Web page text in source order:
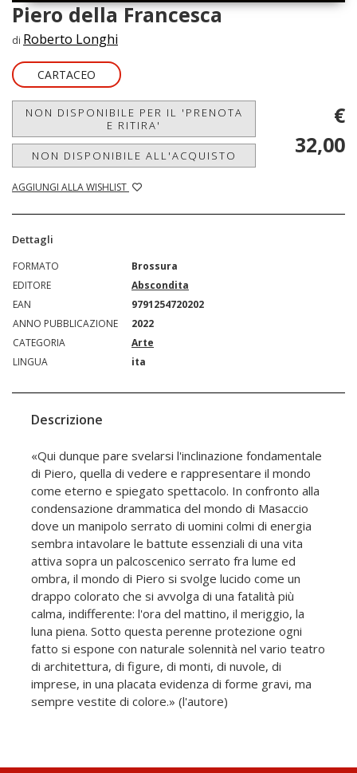
Piero della Francesca
di Roberto Longhi
CARTACEO
NON DISPONIBILE PER IL 'PRENOTA
E RITIRA'
NON DISPONIBILE ALL'ACQUISTO
AGGIUNGI ALLA WISHLIST
€
32,00
Dettagli
FORMATO
Brossura
EDITORE
Abscondita
EAN
9791254720202
ANNO PUBBLICAZIONE
2022
CATEGORIA
Arte
LINGUA
ita
Descrizione
«Qui dunque pare svelarsi l'inclinazione fondamentale
di Piero, quella di vedere e rappresentare il mondo
come eterno e spiegato spettacolo. In confronto alla
condensazione drammatica del mondo di Masaccio
dove un manipolo serrato di uomini colmi di energia
sembra intavolare le battute essenziali di una vita
attiva sopra un palcoscenico serrato fra lume ed
ombra, il mondo di Piero si svolge lucido come un
drappo colorato che si avvolga di una fatalità più
calma, indifferente: l'ora del mattino, il meriggio, la
luna piena. Sotto questa perenne protezione ogni
fatto si espone con naturale solennità nel vario teatro
di architettura, di figure, di monti, di nuvole, di
imprese, in una placata evidenza di forme gravi, ma
sempre vestite di colore.» (l'autore)